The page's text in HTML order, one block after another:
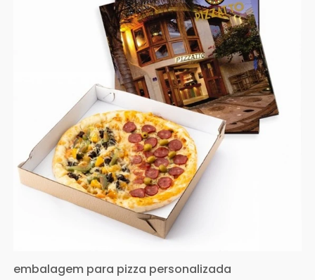
embalagem para pizza personalizada